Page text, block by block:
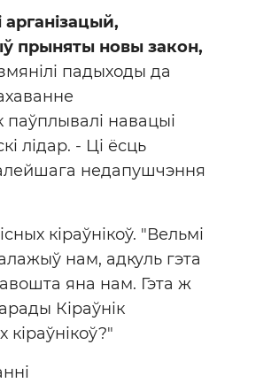
прыняты новы закон,
падыходы да
навацыі
лідар. - Ці ёсць
недапушчэння
кіраўнікоў. "Вельмі
нам, адкуль гэта
яна нам. Гэта ж
Кіраўнік